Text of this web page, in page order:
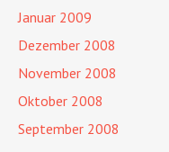
Januar 2009
Dezember 2008
November 2008
Oktober 2008
September 2008